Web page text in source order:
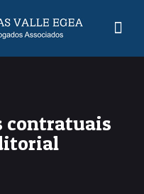
contratuais